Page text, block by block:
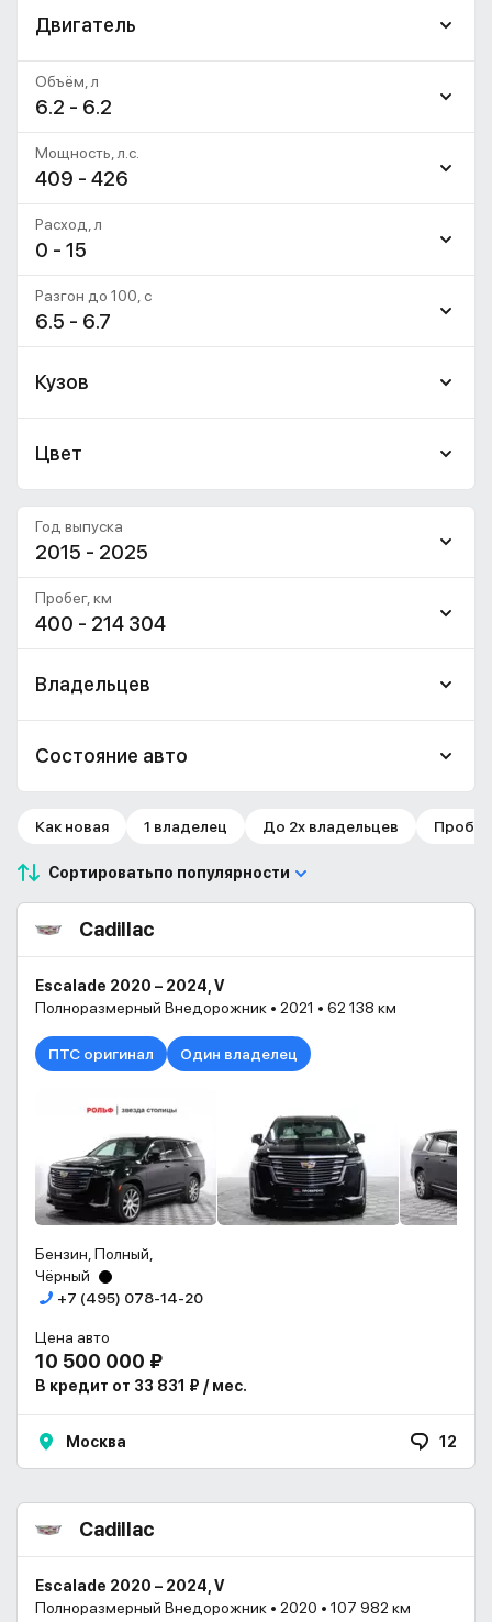
Двигатель
6.2 - 6.2
Объём, л
409 - 426
Мощность, л.с.
0 - 15
Расход, л
6.5 - 6.7
Разгон до 100, c
Кузов
Цвет
2015 - 2025
Год выпуска
400 - 214 304
Пробег, км
Владельцев
Состояние авто
Как новая 1 владелец До 2х владельцев
Сортироватьпо популярности
Cadillac
Escalade 2020 – 2024, V
Полноразмерный Внедорожник • 2021 • 62 138 км
ПТС оригинал Один владелец
Бензин, Полный,
Чёрный
+7 (495) 078-14-20
Цена авто
10 500 000 ₽
В кредит от 33 831 ₽ / мес.
Москва 12
Cadillac
Escalade 2020 – 2024, V
Полноразмерный Внедорожник • 2020 • 107 982 км